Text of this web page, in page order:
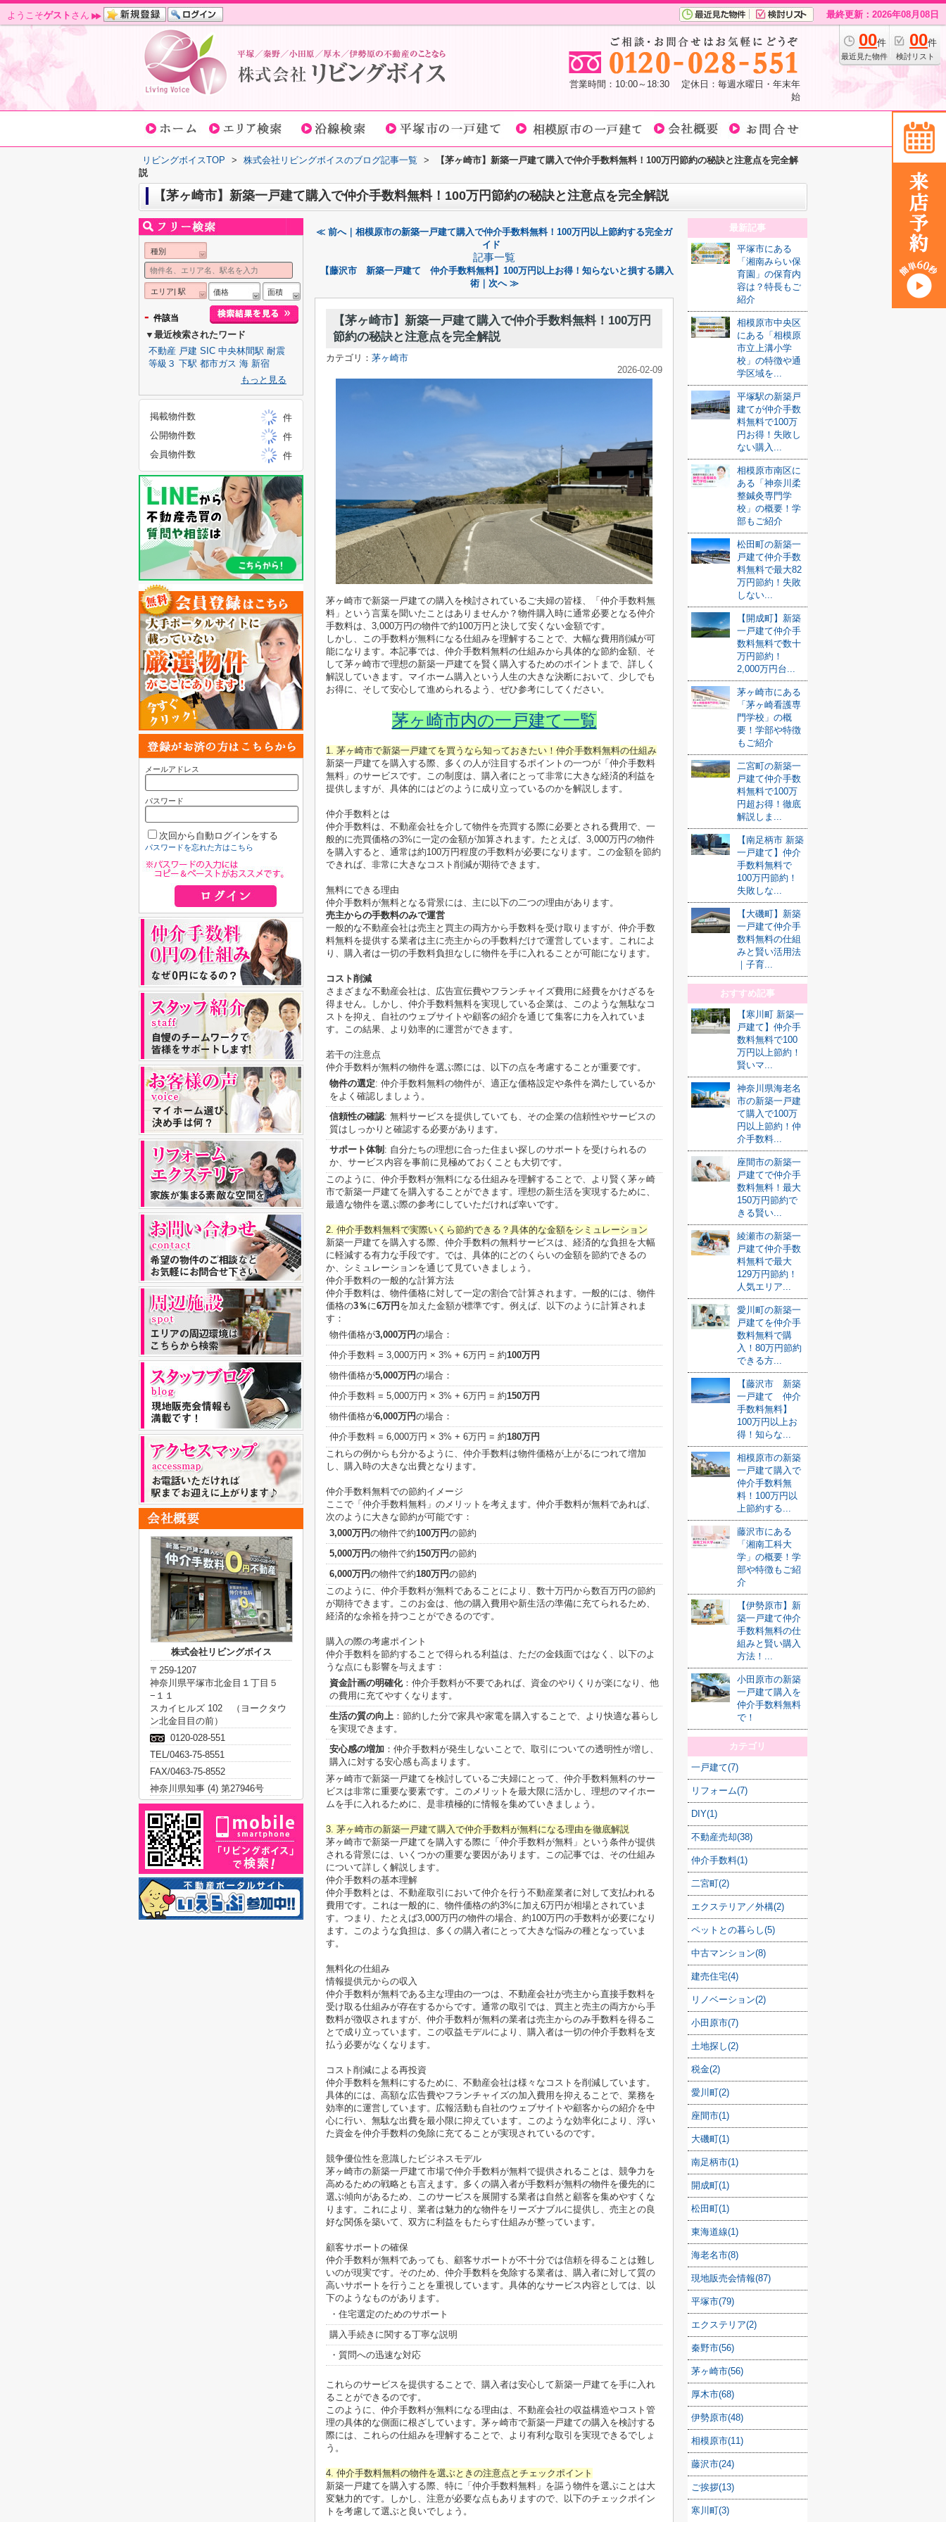
ようこそゲスト さん 最終更新：2026年08月08日
00件
最近見た物件
00件
検討リスト
営業時間：10:00～18:30 定休日：毎週水曜日・年末年
始
リビングボイスTOP > 株式会社リビングボイスのブログ記事一覧 >
【茅ヶ崎市】新築一戸建て購入で仲介手数料無料！100万円節約の秘訣と注意点を完全解
説
【茅ヶ崎市】新築一戸建て購入で仲介手数料無料！100万円節約の秘訣と注意点を完全解説
≪ 前へ｜相模原市の新築一戸建て購入で仲介手数料無料！100万円以上節約する完全ガ
イド
記事一覧
【藤沢市 新築一戸建て 仲介手数料無料】100万円以上お得！知らないと損する購入
術｜次へ ≫
【茅ヶ崎市】新築一戸建て購入で仲介手数料無料！100万円
節約の秘訣と注意点を完全解説
カテゴリ： 茅ヶ崎市
2026-02-09
茅ヶ崎市で新築一戸建ての購入を検討されているご夫婦の皆様、「仲介手数料無
料」という言葉を聞いたことはありませんか？物件購入時に通常必要となる仲介
手数料は、3,000万円の物件で約100万円と決して安くない金額です。
しかし、この手数料が無料になる仕組みを理解することで、大幅な費用削減が可
能になります。本記事では、仲介手数料無料の仕組みから具体的な節約金額、そ
して茅ヶ崎市で理想の新築一戸建てを賢く購入するためのポイントまで、詳しく
解説していきます。マイホーム購入という人生の大きな決断において、少しでも
お得に、そして安心して進められるよう、ぜひ参考にしてください。
茅ヶ崎市内の一戸建て一覧
1. 茅ヶ崎市で新築一戸建てを買うなら知っておきたい！仲介手数料無料の仕組み
新築一戸建てを購入する際、多くの人が注目するポイントの一つが「仲介手数料
無料」のサービスです。この制度は、購入者にとって非常に大きな経済的利益を
提供しますが、具体的にはどのように成り立っているのかを解説します。
仲介手数料とは
仲介手数料は、不動産会社を介して物件を売買する際に必要とされる費用で、一
般的に売買価格の3%に一定の金額が加算されます。たとえば、3,000万円の物件
を購入すると、通常は約100万円程度の手数料が必要になります。この金額を節約
できれば、非常に大きなコスト削減が期待できます。
無料にできる理由
仲介手数料が無料となる背景には、主に以下の二つの理由があります。
売主からの手数料のみで運営
一般的な不動産会社は売主と買主の両方から手数料を受け取りますが、仲介手数
料無料を提供する業者は主に売主からの手数料だけで運営しています。これによ
り、購入者は一切の手数料負担なしに物件を手に入れることが可能になります。
コスト削減
さまざまな不動産会社は、広告宣伝費やフランチャイズ費用に経費をかけざるを
得ません。しかし、仲介手数料無料を実現している企業は、このような無駄なコ
ストを抑え、自社のウェブサイトや顧客の紹介を通じて集客に力を入れていま
す。この結果、より効率的に運営ができます。
若干の注意点
仲介手数料が無料の物件を選ぶ際には、以下の点を考慮することが重要です。
物件の選定: 仲介手数料無料の物件が、適正な価格設定や条件を満たしているか
をよく確認しましょう。
信頼性の確認: 無料サービスを提供していても、その企業の信頼性やサービスの
質はしっかりと確認する必要があります。
サポート体制 : 自分たちの理想に合った住まい探しのサポートを受けられるの
か、サービス内容を事前に見極めておくことも大切です。
このように、仲介手数料が無料になる仕組みを理解することで、より賢く茅ヶ崎
市で新築一戸建てを購入することができます。理想の新生活を実現するために、
最適な物件を選ぶ際の参考にしていただければ幸いです。
2. 仲介手数料無料で実際いくら節約できる？具体的な金額をシミュレーション
新築一戸建てを購入する際、仲介手数料の無料サービスは、経済的な負担を大幅
に軽減する有力な手段です。では、具体的にどのくらいの金額を節約できるの
か、シミュレーションを通じて見ていきましょう。
仲介手数料の一般的な計算方法
仲介手数料は、物件価格に対して一定の割合で計算されます。一般的には、物件
価格の3％に6万円 を加えた金額が標準です。例えば、以下のように計算されま
す：
物件価格が3,000万円の場合：
仲介手数料 = 3,000万円 × 3% + 6万円 = 約100万円
物件価格が5,000万円の場合：
仲介手数料 = 5,000万円 × 3% + 6万円 = 約150万円
物件価格が6,000万円の場合：
仲介手数料 = 6,000万円 × 3% + 6万円 = 約180万円
これらの例からも分かるように、仲介手数料は物件価格が上がるにつれて増加
し、購入時の大きな出費となります。
仲介手数料無料での節約イメージ
ここで「仲介手数料無料」のメリットを考えます。仲介手数料が無料であれば、
次のように大きな節約が可能です：
3,000万円の物件で約100万円の節約
5,000万円の物件で約150万円の節約
6,000万円の物件で約180万円の節約
このように、仲介手数料が無料であることにより、数十万円から数百万円の節約
が期待できます。このお金は、他の購入費用や新生活の準備に充てられるため、
経済的な余裕を持つことができるのです。
購入の際の考慮ポイント
仲介手数料を節約することで得られる利益は、ただの金銭面ではなく、以下のよ
うな点にも影響を与えます：
資金計画の明確化：仲介手数料が不要であれば、資金のやりくりが楽になり、他
の費用に充てやすくなります。
生活の質の向上 ：節約した分で家具や家電を購入することで、より快適な暮らし
を実現できます。
安心感の増加 ：仲介手数料が発生しないことで、取引についての透明性が増し、
購入に対する安心感も高まります。
茅ヶ崎市で新築一戸建てを検討しているご夫婦にとって、仲介手数料無料のサー
ビスは非常に重要な要素です。このメリットを最大限に活かし、理想のマイホー
ムを手に入れるために、是非積極的に情報を集めていきましょう。
3. 茅ヶ崎市の新築一戸建て購入で仲介手数料が無料になる理由を徹底解説
茅ヶ崎市で新築一戸建てを購入する際に「仲介手数料が無料」という条件が提供
される背景には、いくつかの重要な要因があります。この記事では、その仕組み
について詳しく解説します。
仲介手数料の基本理解
仲介手数料とは、不動産取引において仲介を行う不動産業者に対して支払われる
費用です。これは一般的に、物件価格の約3%に加え6万円が相場とされていま
す。つまり、たとえば3,000万円の物件の場合、約100万円の手数料が必要になり
ます。このような負担は、多くの購入者にとって大きな悩みの種となっていま
す。
無料化の仕組み
情報提供元からの収入
仲介手数料が無料である主な理由の一つは、不動産会社が売主から直接手数料を
受け取る仕組みが存在するからです。通常の取引では、買主と売主の両方から手
数料が徴収されますが、仲介手数料が無料の業者は売主からのみ手数料を得るこ
とで成り立っています。この収益モデルにより、購入者は一切の仲介手数料を支
払う必要がなくなります。
コスト削減による再投資
仲介手数料を無料にするために、不動産会社は様々なコストを削減しています。
具体的には、高額な広告費やフランチャイズの加入費用を抑えることで、業務を
効率的に運営しています。広報活動も自社のウェブサイトや顧客からの紹介を中
心に行い、無駄な出費を最小限に抑えています。このような効率化により、浮い
た資金を仲介手数料の免除に充てることが実現されているのです。
競争優位性を意識したビジネスモデル
茅ヶ崎市の新築一戸建て市場で仲介手数料が無料で提供されることは、競争力を
高めるための戦略とも言えます。多くの購入者が手数料が無料の物件を優先的に
選ぶ傾向があるため、このサービスを展開する業者は自然と顧客を集めやすくな
ります。これにより、業者は魅力的な物件をリーズナブルに提供し、売主との良
好な関係を築いて、双方に利益をもたらす仕組みが整っています。
顧客サポートの確保
仲介手数料が無料であっても、顧客サポートが不十分では信頼を得ることは難し
いのが現実です。そのため、仲介手数料を免除する業者は、購入者に対して質の
高いサポートを行うことを重視しています。具体的なサービス内容としては、以
下のようなものがあります。
・住宅選定のためのサポート
購入手続きに関する丁寧な説明
・質問への迅速な対応
これらのサービスを提供することで、購入者は安心して新築一戸建てを手に入れ
ることができるのです。
このように、仲介手数料が無料になる理由は、不動産会社の収益構造やコスト管
理の具体的な側面に根ざしています。茅ヶ崎市で新築一戸建ての購入を検討する
際には、これらの仕組みを理解することで、より有利な取引を実現できるでしょ
う。
4. 仲介手数料無料の物件を選ぶときの注意点とチェックポイント
新築一戸建てを購入する際、特に「仲介手数料無料」を謳う物件を選ぶことは大
変魅力的です。しかし、注意が必要な点もありますので、以下のチェックポイン
トを考慮して選ぶと良いでしょう。
最新記事
平塚市にある
「湘南みらい保
育園」の保育内
容は？特長もご
紹介
相模原市中央区
にある「相模原
市立上溝小学
校」の特徴や通
学区域を...
平塚駅の新築戸
建てが仲介手数
料無料で100万
円お得！失敗し
ない購入...
相模原市南区に
ある「神奈川柔
整鍼灸専門学
校」の概要！学
部もご紹介
松田町の新築一
戸建て仲介手数
料無料で最大82
万円節約！失敗
しない...
【開成町】新築
一戸建て仲介手
数料無料で数十
万円節約！
2,000万円台...
茅ヶ崎市にある
「茅ヶ崎看護専
門学校」の概
要！学部や特徴
もご紹介
二宮町の新築一
戸建て仲介手数
料無料で100万
円超お得！徹底
解説しま...
【南足柄市 新築
一戸建て】仲介
手数料無料で
100万円節約！
失敗しな...
【大磯町】新築
一戸建て仲介手
数料無料の仕組
みと賢い活用法
｜子育...
おすすめ記事
【寒川町 新築一
戸建て】仲介手
数料無料で100
万円以上節約！
賢いマ...
神奈川県海老名
市の新築一戸建
て購入で100万
円以上節約！仲
介手数料...
座間市の新築一
戸建てで仲介手
数料無料！最大
150万円節約で
きる賢い...
綾瀬市の新築一
戸建て仲介手数
料無料で最大
129万円節約！
人気エリア...
愛川町の新築一
戸建てを仲介手
数料無料で購
入！80万円節約
できる方...
【藤沢市 新築
一戸建て 仲介
手数料無料】
100万円以上お
得！知らな...
相模原市の新築
一戸建て購入で
仲介手数料無
料！100万円以
上節約する...
藤沢市にある
「湘南工科大
学」の概要！学
部や特徴もご紹
介
【伊勢原市】新
築一戸建て仲介
手数料無料の仕
組みと賢い購入
方法！...
小田原市の新築
一戸建て購入を
仲介手数料無料
で！
カテゴリ
一戸建て(7)
リフォーム(7)
DIY(1)
不動産売却(38)
仲介手数料(1)
二宮町(2)
エクステリア／外構(2)
ペットとの暮らし(5)
中古マンション(8)
建売住宅(4)
リノベーション(2)
小田原市(7)
土地探し(2)
税金(2)
愛川町(2)
座間市(1)
大磯町(1)
南足柄市(1)
開成町(1)
松田町(1)
東海道線(1)
海老名市(8)
現地販売会情報(87)
平塚市(79)
エクステリア(2)
秦野市(56)
茅ヶ崎市(56)
厚木市(68)
伊勢原市(48)
相模原市(11)
藤沢市(24)
ご挨拶(13)
寒川町(3)
種別
エリア| 駅 価格 面積
- 件該当
▼最近検索されたワード
不動産 戸建 SIC 中央林間駅 耐震
等級３ 下駅 都市ガス 海 新宿
もっと見る
掲載物件数
件
公開物件数
件
会員物件数
件
メールアドレス
パスワード
次回から自動ログインをする
パスワードを忘れた方はこちら
株式会社リビングボイス
〒259-1207
神奈川県平塚市北金目１丁目５
−１１
スカイヒルズ 102 （ヨークタウ
ン北金目目の前）
0120-028-551
TEL/0463-75-8551
FAX/0463-75-8552
神奈川県知事 (4) 第27946号